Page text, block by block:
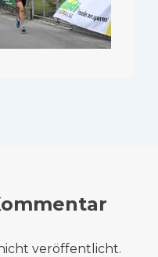
veröffentlicht.